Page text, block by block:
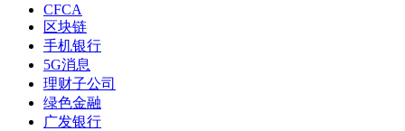
CFCA
区块链
手机银行
5G消息
理财子公司
绿色金融
广发银行